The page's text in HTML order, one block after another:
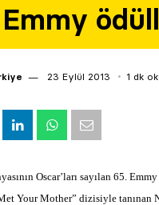
23 Eylül 2013 1 dk
Oscar’ları sayılan 65.
Your Mother” dizisiyle